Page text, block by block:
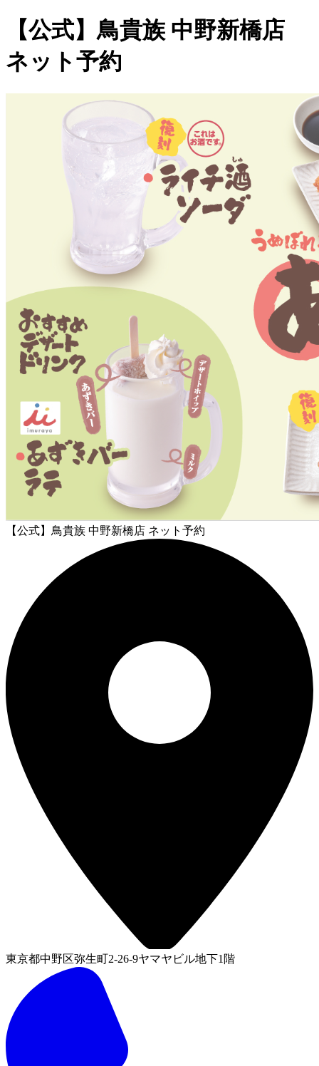
【公式】鳥貴族 中野新橋店
ネット予約
【公式】鳥貴族 中野新橋店 ネット予約
東京都中野区弥生町2-26-9ヤマヤビル地下1階